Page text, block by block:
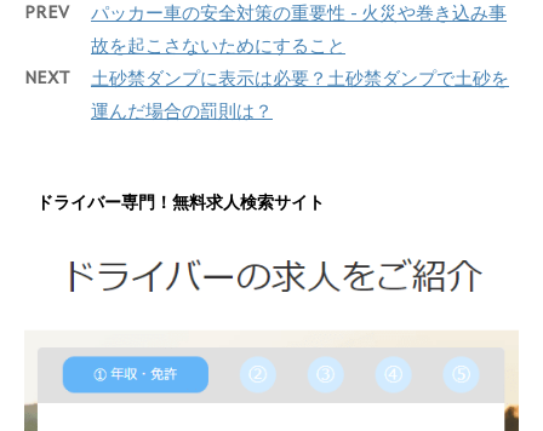
PREV
パッカー車の安全対策の重要性 - 火災や巻き込み事
故を起こさないためにすること
NEXT
土砂禁ダンプに表示は必要？土砂禁ダンプで土砂を
運んだ場合の罰則は？
ドライバー専門！無料求人検索サイト